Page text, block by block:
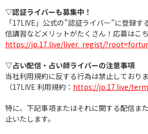
▽認証ライバーも募集中！
「17LIVE」公式の”認証ライバー”に登録
信講習などメリットがたくさん！応募はこ
https://jp.17.live/liver_regist/
▽占い配信・占い師ライバーの注意事項
当社利用規約に反する行為は禁止しておりま
（17LIVE 利用規約： https://jp.17.live/
特に、下記事項またはそれに関する配信ま
止いたします。